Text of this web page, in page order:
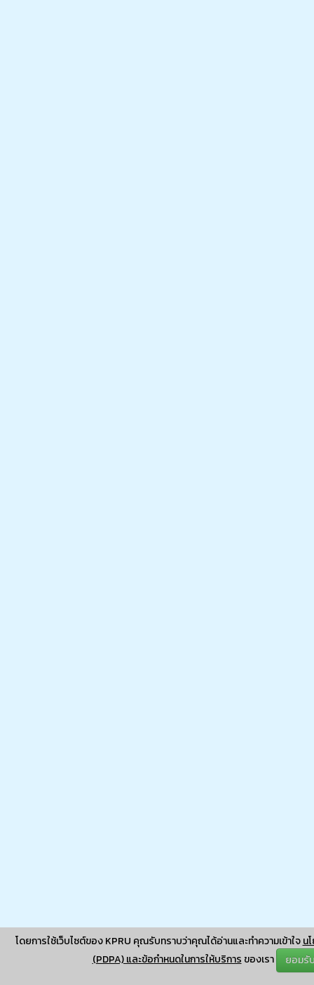
โดยการใช้เว็บไซต์ของ KPRU คุณรับทราบว่าคุณได้อ่านและทำความเข้าใจน
(PDPA) และข้อกำหนดในการให้บริการของเรา ยอมรั